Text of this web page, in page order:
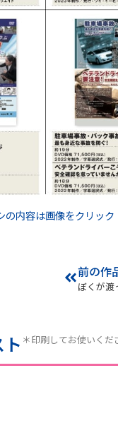
の内容は画像をクリック
前の作
＊印刷してお使いくだ